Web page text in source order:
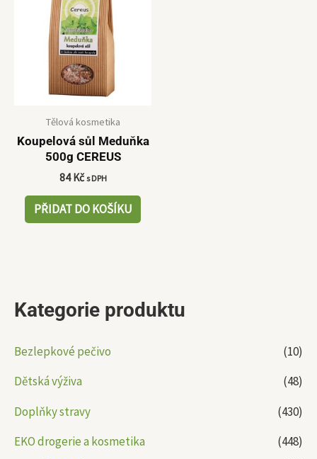
Kategorie produktu
Bezlepkové pečivo
(10)
Dětská výživa
(48)
Doplňky stravy
(430)
EKO drogerie a kosmetika
(448)
Tělová kosmetika
Koupelová sůl Meduňka
500g CEREUS
84Kč s DPH
PŘIDAT DO KOŠÍKU